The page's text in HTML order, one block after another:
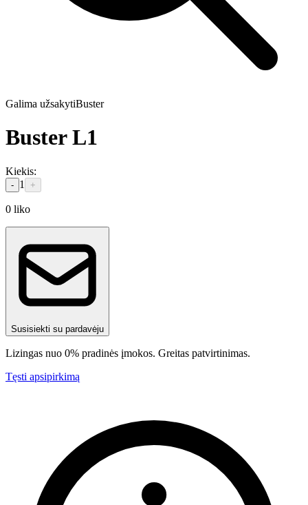
Galima užsakytiBuster
Buster L1
Kiekis:
- 1 +
0 liko
Susisiekti su pardavėju
Lizingas nuo 0% pradinės įmokos. Greitas patvirtinimas.
Tęsti apsipirkimą